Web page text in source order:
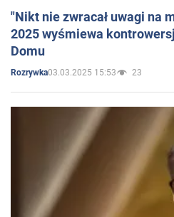
"Nikt nie zwracał uwagi na
2025 wyśmiewa
Domu
Rozrywka03.03.2025 15:53 23